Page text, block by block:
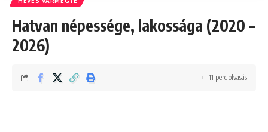
Hatvan népessége, lakossága (2020 –
2026)
11 perc olvasás